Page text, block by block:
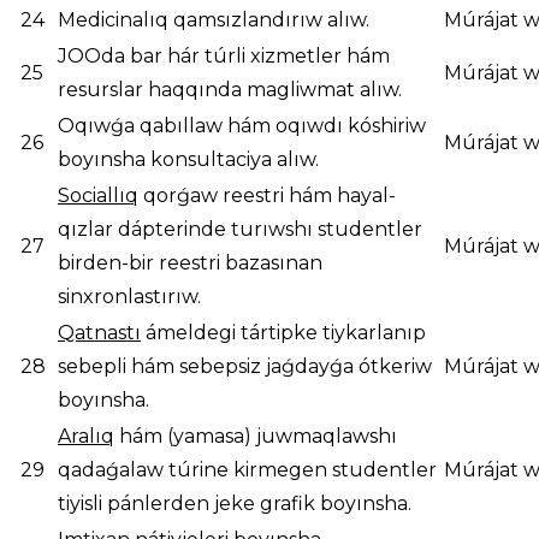
24
Medicinalıq qamsızlandırıw alıw. Múrájat
25
JOOda bar hár túrli xizmetler hám
resurslar haqqında magliwmat alıw.
Múrájat
26
Oqıwǵa qabıllaw hám oqıwdı kóshiriw
boyınsha konsultaciya alıw.
Múrájat
27
Sociallıq qorǵaw reestri hám hayal-
qızlar dápterinde turıwshı studentler
birden-bir reestri bazasınan
sinxronlastırıw.
Múrájat
28
Qatnastı ámeldegi tártipke tiykarlanıp
sebepli hám sebepsiz jaǵdayǵa ótkeriw
boyınsha.
Múrájat
29
Aralıq hám (yamasa) juwmaqlawshı
qadaǵalaw túrine kirmegen studentler
tiyisli pánlerden jeke grafik boyınsha.
Múrájat